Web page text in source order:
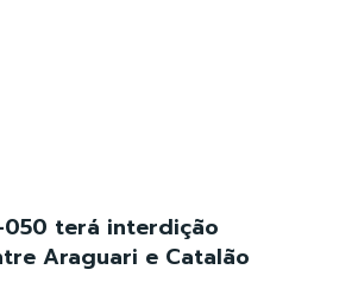
050 terá interdição
Araguari e Catalão